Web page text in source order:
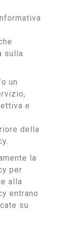
sulla
un
e
della
la
per
alla
entrano
su